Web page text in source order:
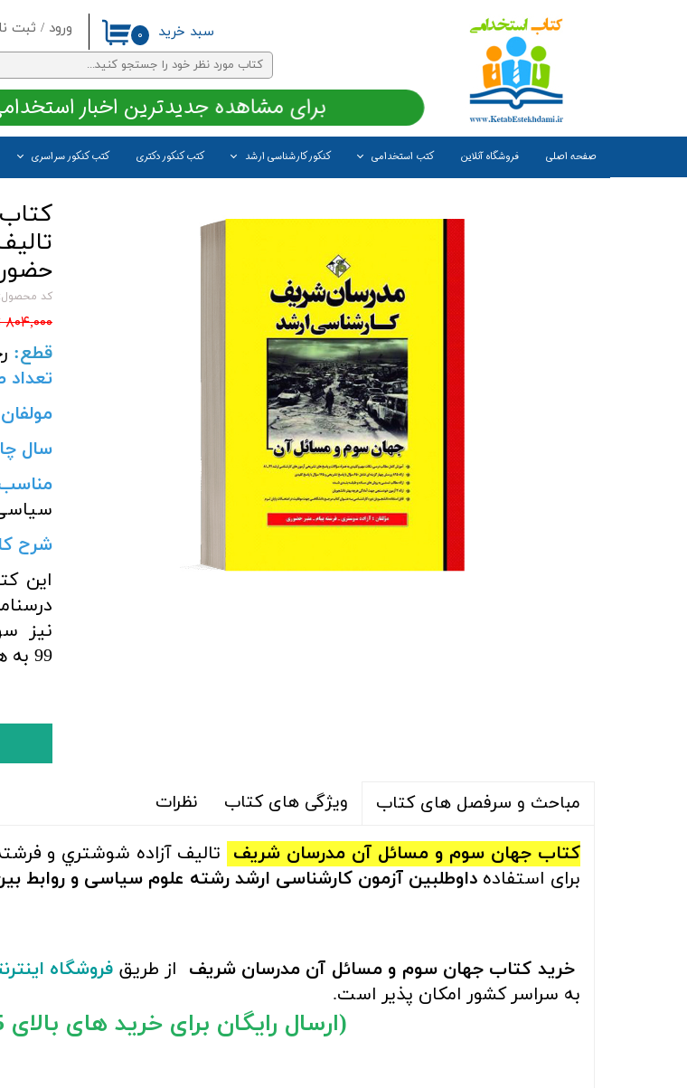
ورود / ثبت
حساب
تغییر گذر
سفارشات
خروج از صفحه اصلی فروشگاه آنلاین کتب استخدامی کنکور کارشناسی ارشد کتب کنکور دکتری کتب کنکور سراسری
۰ سبد خرید
برای مشاهده جدیدترین اخبار
کد محصول: M5
۸۰۴,۰۰۰ تومان
قطع:
سال
مناسب
شرح
نیز
99 به
مباحث و سرفصل های کتاب ویژگی های کتاب نظرات
کتاب جهان سوم و مسائل آن مدرسان شریف تالیفآزاده شوشتري و
برای استفاده داوطلبین آزمون کارشناسی ارشد رشته علوم سیاسی و روابط
خرید کتابجهان سوم و مسائل آن مدرسان شریف از طریق فروشگاه
به سراسر کشور امکان پذیر است.
(ارسال رایگان برای خرید های بالای 5 میلیون تومان)